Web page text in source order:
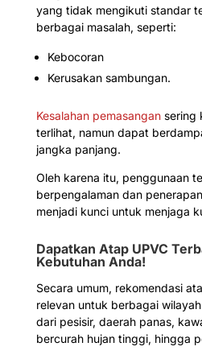
yang tidak mengikuti standar
berbagai masalah, seperti:
Kebocoran
Kerusakan sambungan.
Kesalahan pemasangansering
terlihat, namun dapat
jangka panjang.
Oleh karena itu, penggunaan
berpengalaman dan
menjadi kunci untuk menjaga
Dapatkan Atap UPVC
Kebutuhan Anda!
Secara umum, rekomendasi
relevan untuk berbagai
dari pesisir, daerah panas,
bercurah hujan tinggi, hingga